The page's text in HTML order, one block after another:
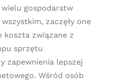
gospodarstw
zaczęły one
koszta związane z
sprzętu
zapewnienia lepszej
Wśród osób